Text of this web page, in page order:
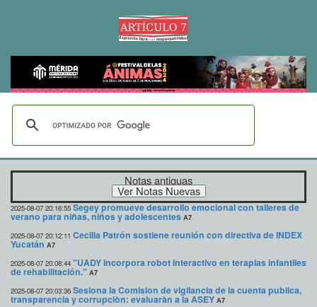
Notas antiguas
2025-08-07 20:16:55 Segey promueve desarrollo emocional con talleres de
verano para niñas, niños y adolescentes A7
2025-08-07 20:12:11 Cecilia Patrón sostiene reunión con directiva de INDEX
Yucatán A7
2025-08-07 20:08:44 "UADY incorpora robot interactivo en terapias infantiles
de rehabilitación." A7
2025-08-07 20:03:36 Sesiona la Comision de vigilancia de la cuenta publica,
transparencia y corrupciòn: evaluaràn a la ASEY A7